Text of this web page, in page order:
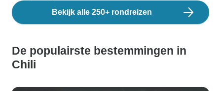
Bekijk alle 250+ rondreizen
De populairste bestemmingen in
Chili